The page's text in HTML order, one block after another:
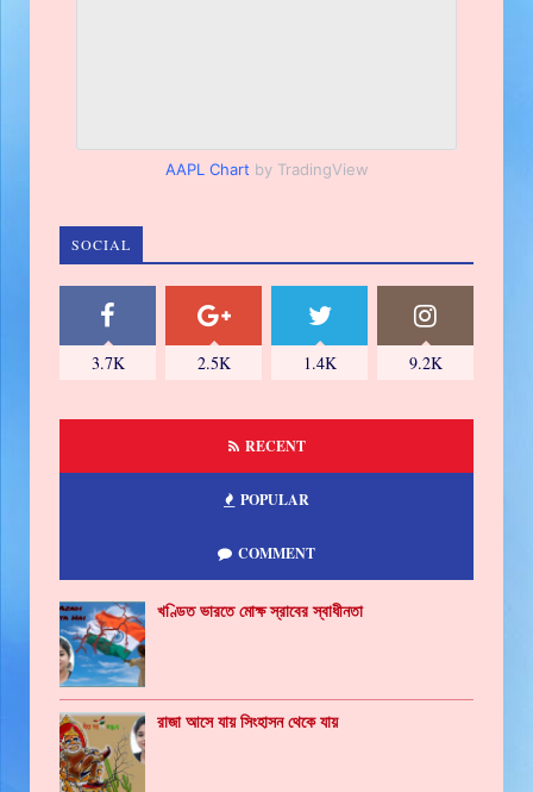
AAPL Chart by TradingView
SOCIAL
3.7K 2.5K 1.4K 9.2K
RECENT
POPULAR
COMMENT
খণ্ডিত ভারতে মোক্ষ স্রাবের স্বাধীনতা
রাজা আসে যায় সিংহাসন থেকে যায়